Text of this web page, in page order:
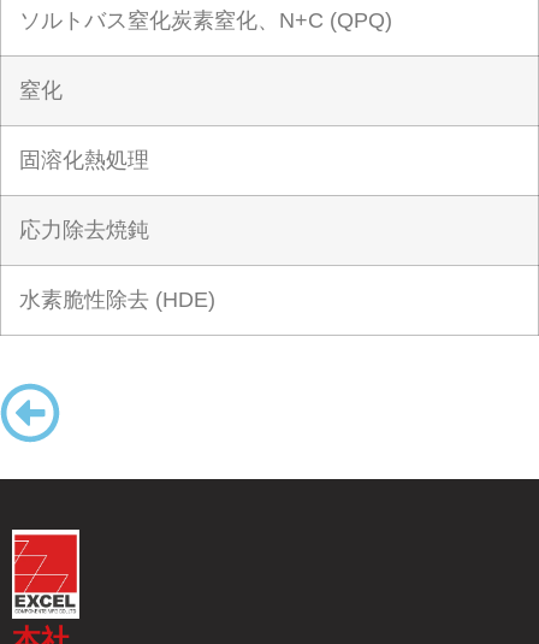
ソルトバス窒化炭素窒化、N+C (QPQ)
窒化
固溶化熱処理
応力除去焼鈍
水素脆性除去 (HDE)